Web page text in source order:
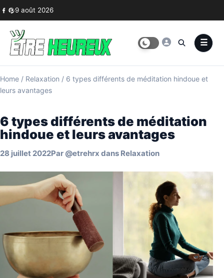
Skip to content
9 août 2026
Home / Relaxation / 6 types différents de méditation hindoue et
leurs avantages
6 types différents de méditation
hindoue et leurs avantages
28 juillet 2022Par @etrehrx dans Relaxation